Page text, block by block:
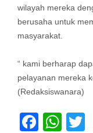
wilayah mereka
berusaha untuk
masyarakat.
“ kami berharap
pelayanan mereka
(Redaksiswanara)